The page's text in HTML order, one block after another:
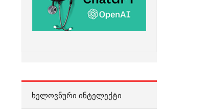
ᲮᲔᲚᲝᲕᲜᲣᲠᲘ ᲘᲜᲢᲔᲚᲔᲥᲢᲘ